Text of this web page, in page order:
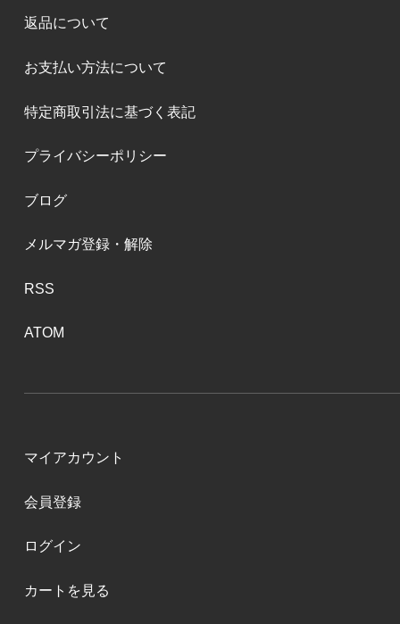
返品について
お支払い方法について
特定商取引法に基づく表記
プライバシーポリシー
ブログ
メルマガ登録・解除
RSS
ATOM
マイアカウント
会員登録
ログイン
カートを見る